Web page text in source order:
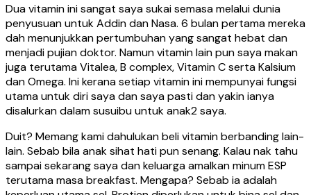
Dua vitamin ini sangat saya sukai semasa melalui dunia
penyusuan untuk Addin dan Nasa. 6 bulan pertama mereka
dah menunjukkan pertumbuhan yang sangat hebat dan
menjadi pujian doktor. Namun vitamin lain pun saya makan
juga terutama Vitalea, B complex, Vitamin C serta Kalsium
dan Omega. Ini kerana setiap vitamin ini mempunyai fungsi
utama untuk diri saya dan saya pasti dan yakin ianya
disalurkan dalam susuibu untuk anak2 saya.
Duit? Memang kami dahulukan beli vitamin berbanding lain-
lain. Sebab bila anak sihat hati pun senang. Kalau nak tahu
sampai sekarang saya dan keluarga amalkan minum ESP
terutama masa breakfast. Mengapa? Sebab ia adalah